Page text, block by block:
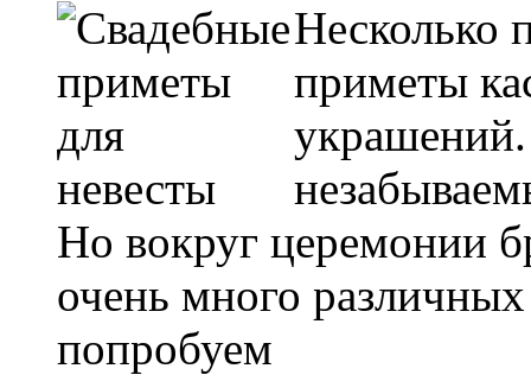
Несколько
приметы
Но вокруг церемонии
очень много
попробуем